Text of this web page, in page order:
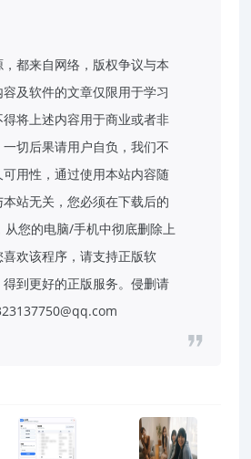
都来自网络，版权争议与本
及软件的文章仅限用于学习
将上述内容用于商业或者非
切后果请用户自负，我们不
用性，通过使用本站内容随
站无关，您必须在下载后的
从您的电脑/手机中彻底删除上
欢该程序，请支持正版软
到更好的正版服务。侵删请